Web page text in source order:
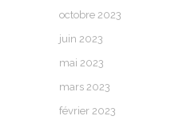
octobre 2023
juin 2023
mai 2023
mars 2023
février 2023